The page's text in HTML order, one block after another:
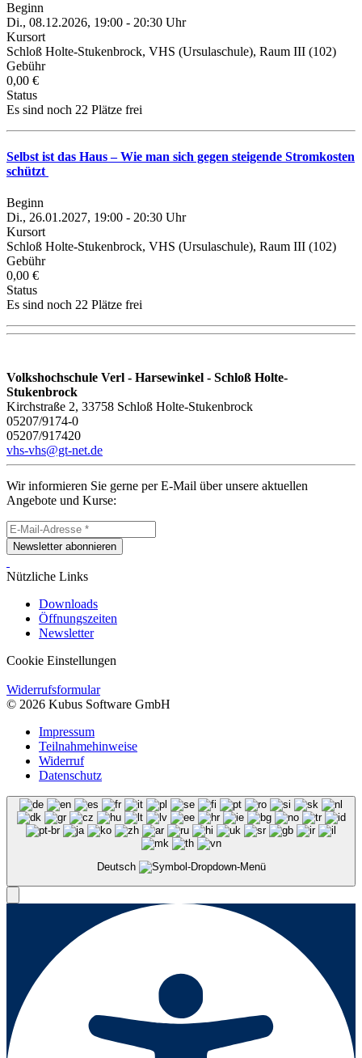
Beginn
Di., 08.12.2026, 19:00 - 20:30 Uhr
Kursort
Schloß Holte-Stukenbrock, VHS (Ursulaschule), Raum III (102)
Gebühr
0,00 €
Status
Es sind noch 22 Plätze frei
Selbst ist das Haus – Wie man sich gegen steigende Stromkosten
schützt
Beginn
Di., 26.01.2027, 19:00 - 20:30 Uhr
Kursort
Schloß Holte-Stukenbrock, VHS (Ursulaschule), Raum III (102)
Gebühr
0,00 €
Status
Es sind noch 22 Plätze frei
Volkshochschule Verl - Harsewinkel - Schloß Holte-
Stukenbrock
Kirchstraße 2, 33758 Schloß Holte-Stukenbrock
05207/9174-0
05207/917420
vhs-vhs@gt-net.de
Wir informieren Sie gerne per E-Mail über unsere aktuellen
Angebote und Kurse:
Newsletter abonnieren
Nützliche Links
Downloads
Öffnungszeiten
Newsletter
Cookie Einstellungen
Widerrufsformular
© 2026 Kubus Software GmbH
Impressum
Teilnahmehinweise
Widerruf
Datenschutz
Deutsch